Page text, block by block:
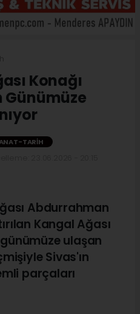
Konağı
Günümüze
TARIH
Abdurrahman
Kangal Ağası
ulaşan
Sivas'ın
parçaları